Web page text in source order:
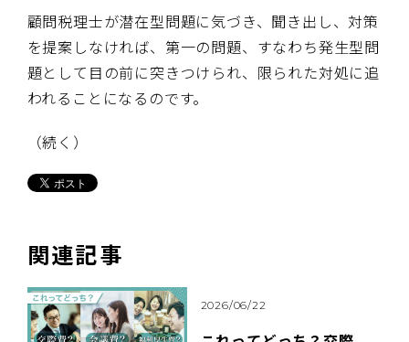
顧問税理士が潜在型問題に気づき、聞き出し、対策
を提案しなければ、第一の問題、すなわち発生型問
題として目の前に突きつけられ、限られた対処に追
われることになるのです。
（続く）
関連記事
2026/06/22